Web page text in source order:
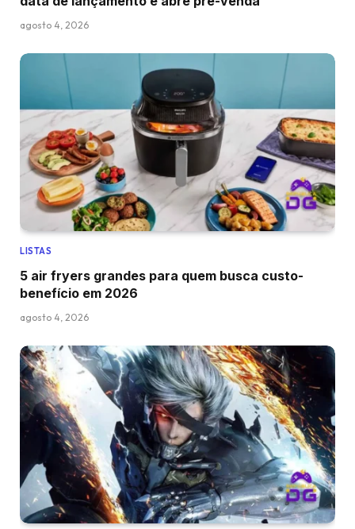
agosto 4, 2026
LISTAS
5 air fryers grandes para quem busca custo-
benefício em 2026
agosto 4, 2026